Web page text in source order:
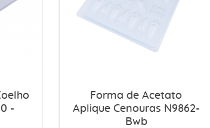
-
Forma de Acetato
Aplique Cenouras N9862-
Bwb